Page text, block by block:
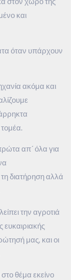
και
όταν υπάρχουν
ακόμα και
απ´ όλα για
διατήρηση αλλά
την αγροτιά
μας, και οι
θέμα εκείνο